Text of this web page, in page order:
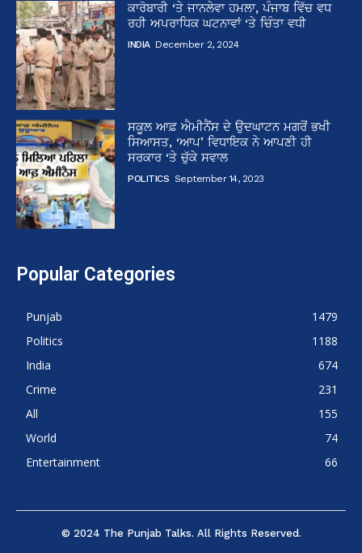
ਕਾਰੋਬਾਰੀ ‘ਤੇ ਜਾਨਲੇਵਾ ਹਮਲਾ, ਪੰਜਾਬ ਵਿੱਚ ਵਧ
ਰਹੀ ਅਪਰਾਧਿਕ ਘਟਨਾਵਾਂ ‘ਤੇ ਚਿੰਤਾ ਵਧੀ
INDIA December 2, 2024
ਸਕੂਲ ਆਫ਼ ਐਮੀਨੈਂਸ ਦੇ ਉਦਘਾਟਨ ਮਗਰੋਂ ਭਖੀ
ਸਿਆਸਤ, ‘ਆਪ’ ਵਿਧਾਇਕ ਨੇ ਆਪਣੀ ਹੀ
ਸਰਕਾਰ ‘ਤੇ ਚੁੱਕੇ ਸਵਾਲ
POLITICS September 14, 2023
Popular Categories
Punjab
1479
Politics
1188
India
674
Crime
231
All
155
World
74
Entertainment
66
© 2024 The Punjab Talks. All Rights Reserved.